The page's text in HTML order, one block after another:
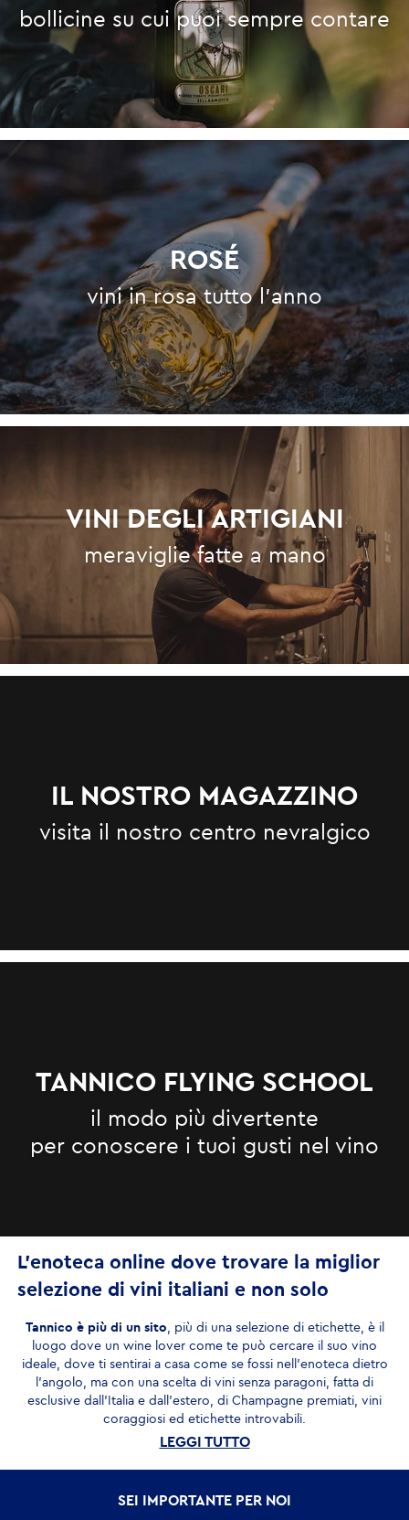
bollicine su cui puoi sempre contare
ROSÉ
vini in rosa tutto l'anno
VINI DEGLI ARTIGIANI
meraviglie fatte a mano
IL NOSTRO MAGAZZINO
visita il nostro centro nevralgico
TANNICO FLYING SCHOOL
il modo più divertente
per conoscere i tuoi gusti nel vino
L’enoteca online dove trovare la miglior
selezione di vini italiani e non solo
Tannico è più di un sito , più di una selezione di etichette, è il
luogo dove un wine lover come te può cercare il suo vino
ideale, dove ti sentirai a casa come se fossi nell’enoteca dietro
l’angolo, ma con una scelta di vini senza paragoni, fatta di
esclusive dall’Italia e dall’estero, di Champagne premiati, vini
coraggiosi ed etichette introvabili.
Ognuna delle bottiglie della nostra selezione è scelta con cura
LEGGI TUTTO
SEI IMPORTANTE PER NOI